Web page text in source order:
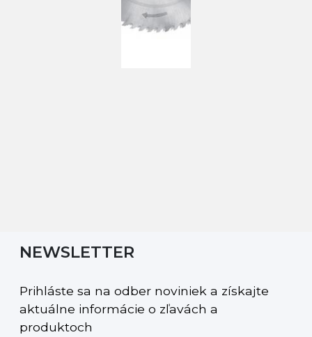
NEWSLETTER
Prihláste sa na odber noviniek a získajte
aktuálne informácie o zľavách a
produktoch